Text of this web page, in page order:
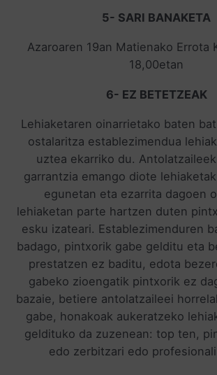
5- SARI BANAKETA
Azaroaren 19an Matienako Errota
18,00etan
6- EZ BETETZEAK
Lehiaketaren oinarrietako baten
ostalaritza establezimendua
uztea ekarriko du.
garrantzia emango diote
egunetan eta ezarrita dagoen
lehiaketan parte hartzen duten
esku izateari. Establezimenduren
badago, pintxorik gabe gelditu eta
prestatzen ez baditu, edota
gabeko zioengatik pintxorik ez
bazaie, betiere antolatzaileei
gabe, honakoak aukeratzeko
geldituko da zuzenean: top ten,
edo zerbitzari edo